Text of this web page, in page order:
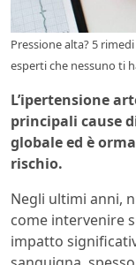
Pressione alta? 5
esperti che nessuno ti
L’ipertensione
principali cause
globale ed è
rischio.
Negli ultimi anni,
come intervenire
impatto